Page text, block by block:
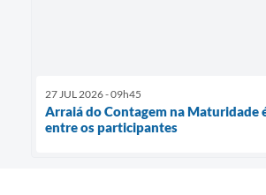
27 JUL 2026 - 09h45
Arraiá do Contagem na Maturidade
entre os participantes